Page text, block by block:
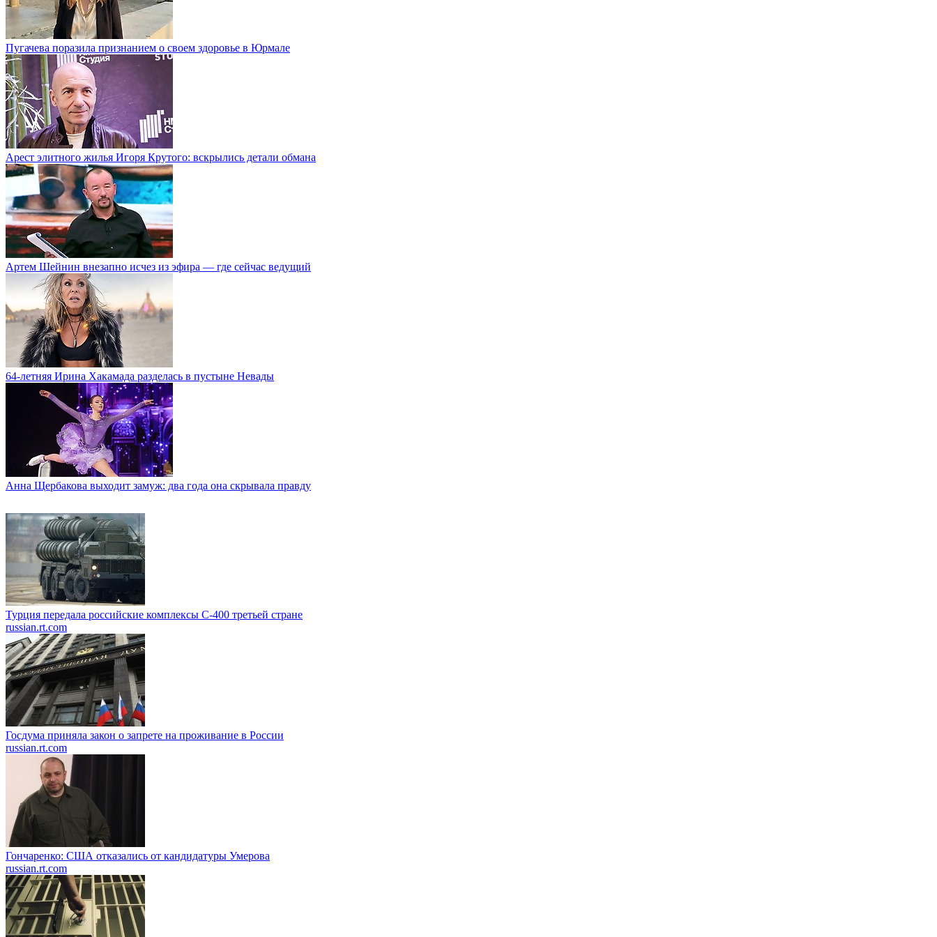
Пугачева поразила признанием о своем здоровье в Юрмале
Арест элитного жилья Игоря Крутого: вскрылись детали обмана
Артем Шейнин внезапно исчез из эфира — где сейчас ведущий
64-летняя Ирина Хакамада разделась в пустыне Невады
Анна Щербакова выходит замуж: два года она скрывала правду
Турция передала российские комплексы С-400 третьей стране
russian.rt.com
Госдума приняла закон о запрете на проживание в России
russian.rt.com
Гончаренко: США отказались от кандидатуры Умерова
russian.rt.com